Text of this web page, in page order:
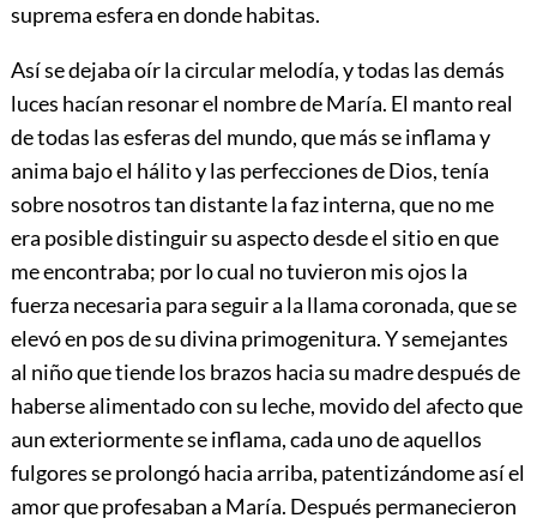
suprema esfera en donde habitas.
Así se dejaba oír la circular melodía, y todas las demás
luces hacían resonar el nombre de María. El manto real
de todas las esferas del mundo, que más se inflama y
anima bajo el hálito y las perfecciones de Dios, tenía
sobre nosotros tan distante la faz interna, que no me
era posible distinguir su aspecto desde el sitio en que
me encontraba; por lo cual no tuvieron mis ojos la
fuerza necesaria para seguir a la llama coronada, que se
elevó en pos de su divina primogenitura. Y semejantes
al niño que tiende los brazos hacia su madre después de
haberse alimentado con su leche, movido del afecto que
aun exteriormente se inflama, cada uno de aquellos
fulgores se prolongó hacia arriba, patentizándome así el
amor que profesaban a María. Después permanecieron